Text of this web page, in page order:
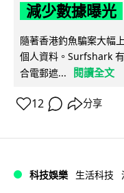
減少數據曝光
隨著香港釣魚騙案大幅
個人資料。Surfshark
合電郵遮...
閱讀全文
12 分享
科技娛樂 生活科技